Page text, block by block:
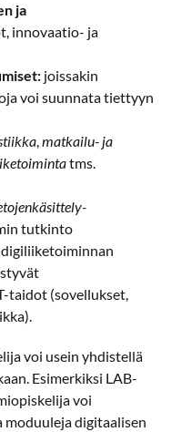
ja
innovaatio- ja
joissakin
voi suunnata tiettyyn
,matkailu- ja
tms.
tutkinto
taidot (sovellukset,
voi usein yhdistellä
Esimerkiksi LAB-
voi
digitaalisen